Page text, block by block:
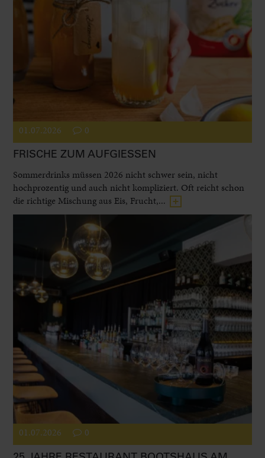
01.07.2026 0
FRISCHE ZUM AUFGIESSEN
Sommerdrinks müssen 2026 nicht schwer sein, nicht
hochprozentig und auch nicht kompliziert. Oft reicht schon
die richtige Mischung aus Eis, Frucht,...
01.07.2026 0